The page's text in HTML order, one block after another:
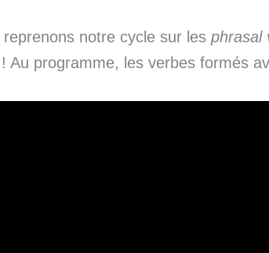
notre cycle sur les phrasal
Au programme, les verbes formés